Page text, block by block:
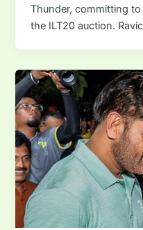
Thunder, committing
the ILT20 auction.